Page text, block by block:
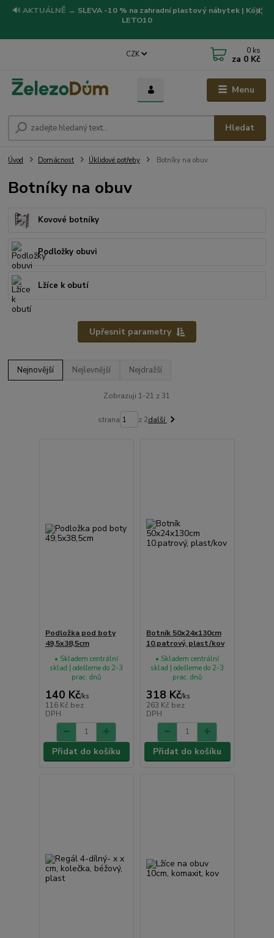
🔊 AKTUÁLNĚ → SLEVA -10 % na zahradní plastový nábytek | Kód:
LETO10
Menu
CZK
Hledat
0 ks
za 0 Kč
Úvod Domácnost Úklidové potřeby Botníky na obuv
Botníky na obuv
Kovové botníky
Podložky obuvi
Lžíce k obutí
Upřesnit parametry
Nejnovější Nejlevnější Nejdražší
Zobrazuji 1-21 z 31
strana z 2další
Podložka pod boty
49,5x38,5cm
140 Kč/ks
116 Kč bez
DPH
• Skladem centrální
sklad | odešleme do 2-3
prac. dnů
Přidat do košíku
Botník 50x24x130cm
10.patrový, plast/kov
318 Kč/ks
263 Kč bez
DPH
• Skladem centrální
sklad | odešleme do 2-3
prac. dnů
Přidat do košíku